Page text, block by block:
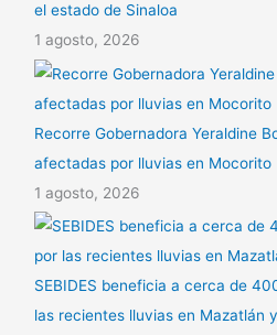
el estado de Sinaloa
1 agosto, 2026
Recorre Gobernadora Yeraldine
afectadas por lluvias en Mocorito
1 agosto, 2026
SEBIDES beneficia a cerca de
las recientes lluvias en Mazatlán